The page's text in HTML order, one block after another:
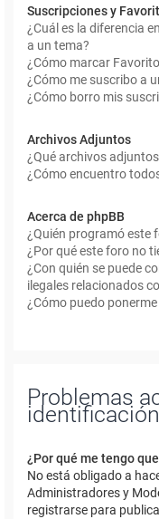
Suscripciones y
¿Cuál es la diferencia
a un tema?
¿Cómo marcar
¿Cómo me suscribo a
¿Cómo borro mis
Archivos Adjuntos
¿Qué archivos
¿Cómo encuentro
Acerca de phpBB
¿Quién programó este
¿Por qué este foro no
¿Con quién se puede
ilegales relacionados
¿Cómo puedo
Problemas
¿Por qué me tengo
No está obligado a
Administradores y
registrarse para